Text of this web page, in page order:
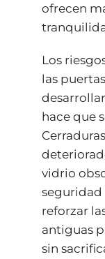
ofrecen
Los
las
hace que
vidrio
seguridad
reforzar
antiguas
sin